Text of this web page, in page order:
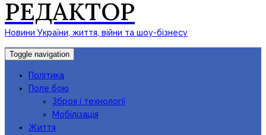
РЕДАКТОР
Новини України, життя, війни та шоу-бізнесу
Toggle navigation
Політика
Поле бою
Зброя і технології
Мобілізація
Життя